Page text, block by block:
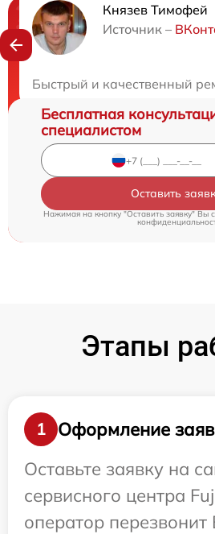
Князев Тимофей
Источник –
Быстрый и качественный
Нужна
Бесплатная
специалистом
Оставить
Нажимая на кнопку "Оставить заявку" Вы
Этапы
1
Оформление
Оставьте заявку на
сервисного центра
оператор